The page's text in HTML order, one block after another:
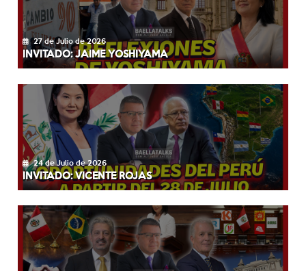
27 de Julio de 2026
INVITADO: JAIME YOSHIYAMA
24 de Julio de 2026
INVITADO: VICENTE ROJAS